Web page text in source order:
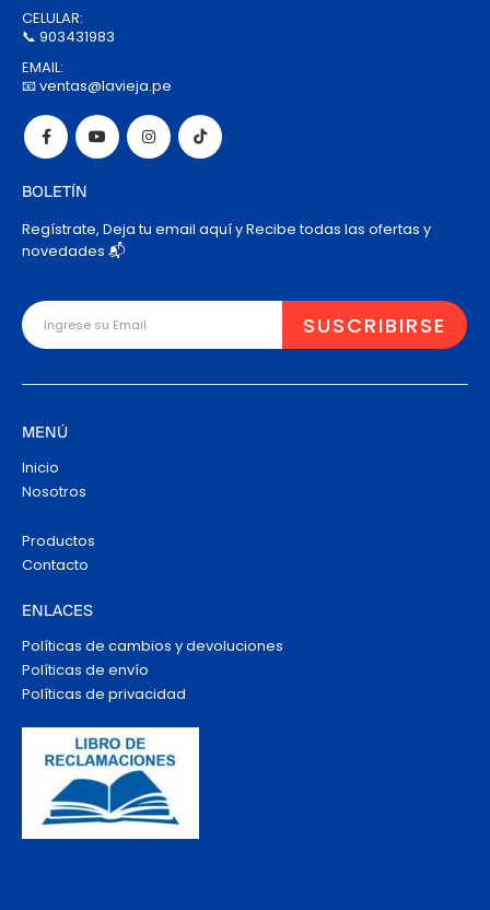
CELULAR:
📞 903431983
EMAIL:
📧 ventas@lavieja.pe
BOLETÍN
Regístrate, Deja tu email aquí y Recibe todas las ofertas y
novedades 📬
MENÚ
Inicio
Nosotros
Productos
Contacto
ENLACES
Políticas de cambios y devoluciones
Políticas de envío
Políticas de privacidad